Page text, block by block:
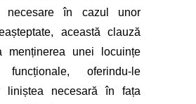
necesare în cazul unor
această clauză
menținerea unei locuințe
oferindu-le
liniștea necesară în fața